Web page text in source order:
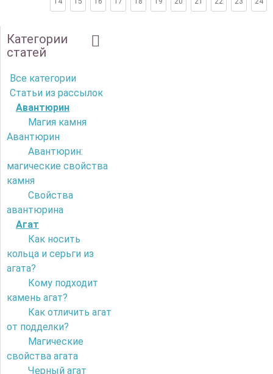
Категории
статей
Все категории
Статьи из рассылок
Авантюрин
Магия камня
Авантюрин
Авантюрин:
магические свойства
камня
Свойства
авантюрина
Агат
Как носить
кольца и серьги из
агата?
Кому подходит
камень агат?
Как отличить агат
от подделки?
Магические
свойства агата
Черный агат